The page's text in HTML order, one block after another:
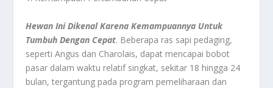
Hewan Ini Dikenal Karena Kemampuannya Untuk
Tumbuh Dengan Cepat. Beberapa ras sapi pedaging,
seperti Angus dan Charolais, dapat mencapai bobot
pasar dalam waktu relatif singkat, sekitar 18 hingga 24
bulan, tergantung pada program pemeliharaan dan